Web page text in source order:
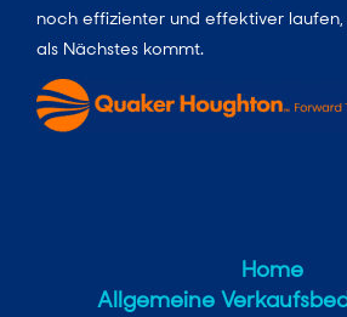
noch effizienter und effektiver
als Nächstes kommt.
Home
Allgemeine